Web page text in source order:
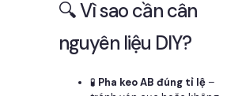
🔍 Vì sao cần cân
nguyên liệu DIY?
🧪 Pha keo AB đúng tỉ lệ –